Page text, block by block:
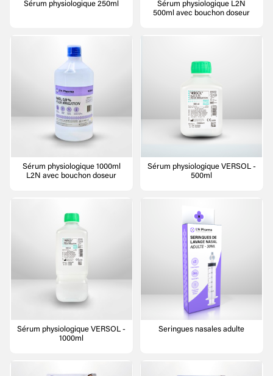
Sérum physiologique 250ml
Sérum physiologique L2N
500ml avec bouchon doseur
Sérum physiologique 1000ml
L2N avec bouchon doseur
Sérum physiologique VERSOL -
500ml
Sérum physiologique VERSOL -
1000ml
Seringues nasales adulte